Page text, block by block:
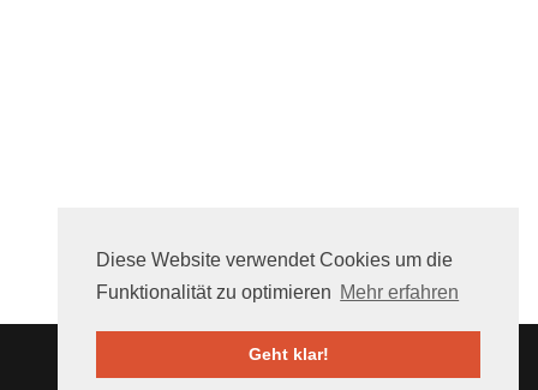
Diese Website verwendet Cookies um die
Funktionalität zu optimieren Mehr erfahren
Geht klar!
Über uns FAQ Mithelfen Nutzungsbedingungen